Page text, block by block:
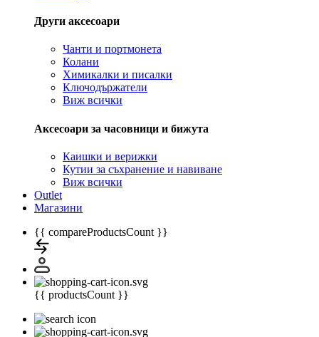
Други аксесоари
Чанти и портмонета
Колани
Химикалки и писалки
Ключодържатели
Виж всички
Аксесоари за часовници и бижута
Каишки и верижки
Кутии за съхранение и навиване
Виж всички
Outlet
Магазини
{{ compareProductsCount }}
{{ productsCount }}